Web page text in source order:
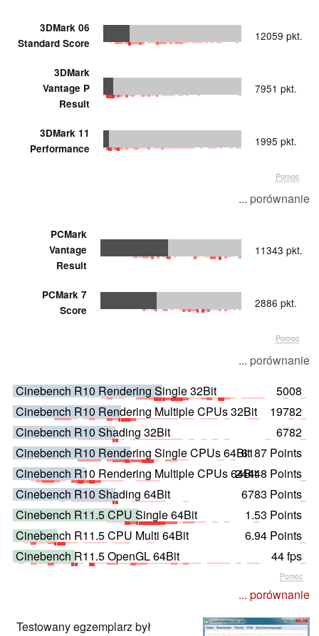
3DMark 06
Standard Score
12059 pkt.
3DMark
Vantage P
Result
7951 pkt.
3DMark 11
Performance
1995 pkt.
Pomoc
... porównanie
PCMark
Vantage
Result
11343 pkt.
PCMark 7
Score
2886 pkt.
Pomoc
... porównanie
Cinebench R10 Rendering Single 32Bit
5008
Cinebench R10 Rendering Multiple CPUs 32Bit
19782
Cinebench R10 Shading 32Bit
6782
Cinebench R10 Rendering Single CPUs 64Bit6187 Points
Cinebench R10 Rendering Multiple CPUs 64Bit24448 Points
Cinebench R10 Shading 64Bit
6783 Points
Cinebench R11.5 CPU Single 64Bit
1.53 Points
Cinebench R11.5 CPU Multi 64Bit
6.94 Points
Cinebench R11.5 OpenGL 64Bit
44 fps
Pomoc
... porównanie
Testowany egzemplarz był